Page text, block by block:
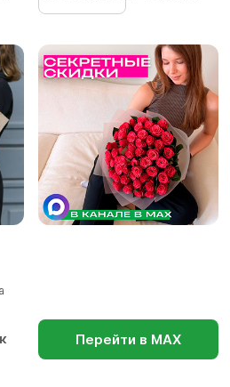
Перейти в МАХ